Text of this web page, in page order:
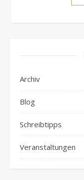
Archiv
Blog
Schreibtipps
Veranstaltungen